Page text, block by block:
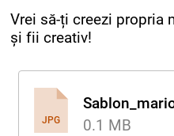
Vrei să-ți creezi propria
și fii creativ!
JPG
0.1 MB